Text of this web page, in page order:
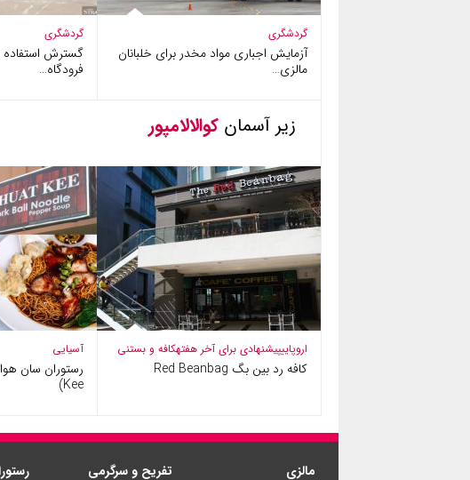
گردشگری
آزمایش اجباری مواد مخدر برای خلبانان
مالزی…
گردشگری
گسترش
فرودگاه…
زیر آسمان کوالالامپور
اروپاییپیشنهادی برای آخر هفتهکافه و بستنی
کافه رد بین بگ Red Beanbag
آسیایی
Kee)
مالزی تفریح و سرگرمی